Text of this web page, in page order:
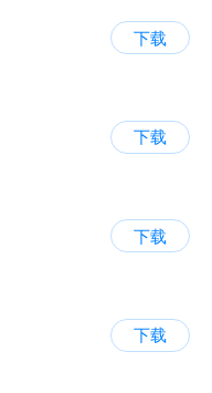
下载
下载
下载
下载